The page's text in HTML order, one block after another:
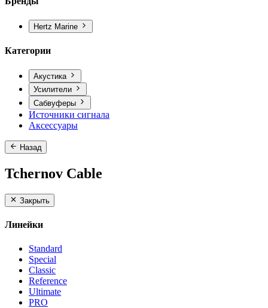
Hertz Marine
Категории
Акустика
Усилители
Сабвуферы
Источники сигнала
Аксессуары
Назад
Tchernov Cable
Закрыть
Линейки
Standard
Special
Classic
Reference
Ultimate
PRO